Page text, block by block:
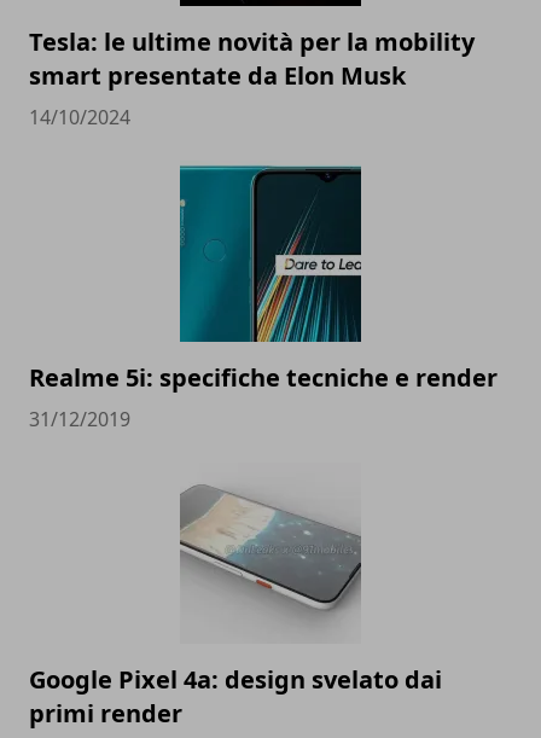
Tesla: le ultime novità per la mobility
smart presentate da Elon Musk
14/10/2024
Realme 5i: specifiche tecniche e render
31/12/2019
Google Pixel 4a: design svelato dai
primi render